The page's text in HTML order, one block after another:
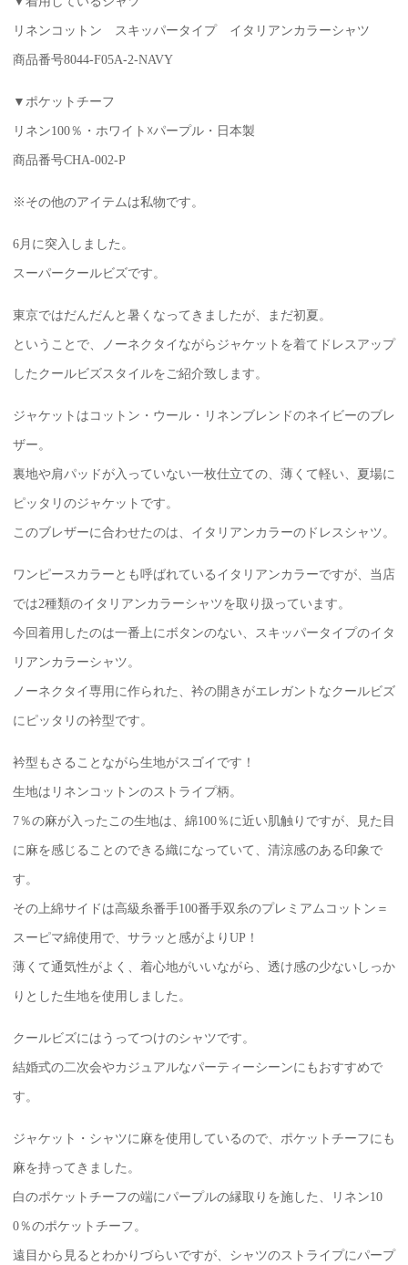
リネンコットン スキッパータイプ イタリアンカラーシャツ
商品番号8044-F05A-2-NAVY
▼ポケットチーフ
リネン100％・ホワイト☓パープル・日本製
商品番号CHA-002-P
※その他のアイテムは私物です。
6月に突入しました。
スーパークールビズです。
東京ではだんだんと暑くなってきましたが、まだ初夏。
ということで、ノーネクタイながらジャケットを着てドレスアップ
したクールビズスタイルをご紹介致します。
ジャケットはコットン・ウール・リネンブレンドのネイビーのブレ
ザー。
裏地や肩パッドが入っていない一枚仕立ての、薄くて軽い、夏場に
ピッタリのジャケットです。
このブレザーに合わせたのは、イタリアンカラーのドレスシャツ。
ワンピースカラーとも呼ばれているイタリアンカラーですが、当店
では2種類のイタリアンカラーシャツを取り扱っています。
今回着用したのは一番上にボタンのない、スキッパータイプのイタ
リアンカラーシャツ。
ノーネクタイ専用に作られた、衿の開きがエレガントなクールビズ
にピッタリの衿型です。
衿型もさることながら生地がスゴイです！
生地はリネンコットンのストライプ柄。
7％の麻が入ったこの生地は、綿100％に近い肌触りですが、見た目
に麻を感じることのできる織になっていて、清涼感のある印象で
す。
その上綿サイドは高級糸番手100番手双糸のプレミアムコットン＝
スーピマ綿使用で、サラッと感がよりUP！
薄くて通気性がよく、着心地がいいながら、透け感の少ないしっか
りとした生地を使用しました。
クールビズにはうってつけのシャツです。
結婚式の二次会やカジュアルなパーティーシーンにもおすすめで
す。
ジャケット・シャツに麻を使用しているので、ポケットチーフにも
麻を持ってきました。
白のポケットチーフの端にパープルの縁取りを施した、リネン10
0％のポケットチーフ。
遠目から見るとわかりづらいですが、シャツのストライプにパープ